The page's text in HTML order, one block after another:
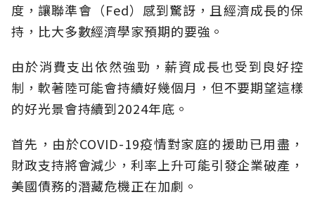
度，讓聯準會（Fed）感到驚訝，且經濟成長的保
持，比大多數經濟學家預期的要強。
由於消費支出依然強勁，薪資成長也受到良好控
制，軟著陸可能會持續好幾個月，但不要期望這樣
的好光景會持續到2024年底。
首先，由於COVID-19疫情對家庭的援助已用盡，
財政支持將會減少，利率上升可能引發企業破產，
美國債務的潛藏危機正在加劇。